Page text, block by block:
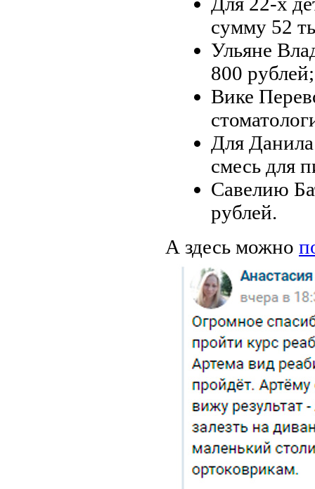
сумму 52
Ульяне
800 рублей;
Вике
Для
смесь для
Савелию
рублей.
А здесь можно